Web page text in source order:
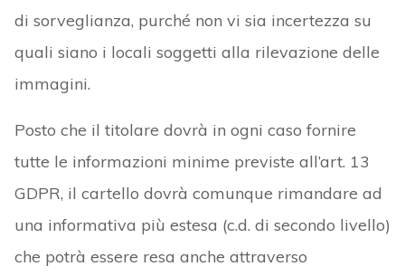
di sorveglianza, purché non vi sia incertezza su
quali siano i locali soggetti alla rilevazione delle
immagini.
Posto che il titolare dovrà in ogni caso fornire
tutte le informazioni minime previste all’art. 13
GDPR, il cartello dovrà comunque rimandare ad
una informativa più estesa (c.d. di secondo livello)
che potrà essere resa anche attraverso